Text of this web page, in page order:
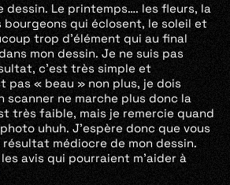
dessin. Le printemps…. les fleurs, la
bourgeons qui éclosent, le soleil et
trop d’élément qui au final
mon dessin. Je ne suis pas
c’est très simple et
pas « beau » non plus, je dois
scanner ne marche plus donc la
très faible, mais je remercie quand
uhuh. J’espère donc que vous
résultat médiocre de mon dessin.
avis qui pourraient m’aider à